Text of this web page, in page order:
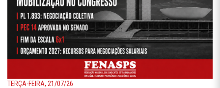
TERÇA-FEIRA, 21/07/26